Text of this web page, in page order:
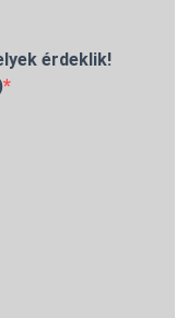
érdeklik!